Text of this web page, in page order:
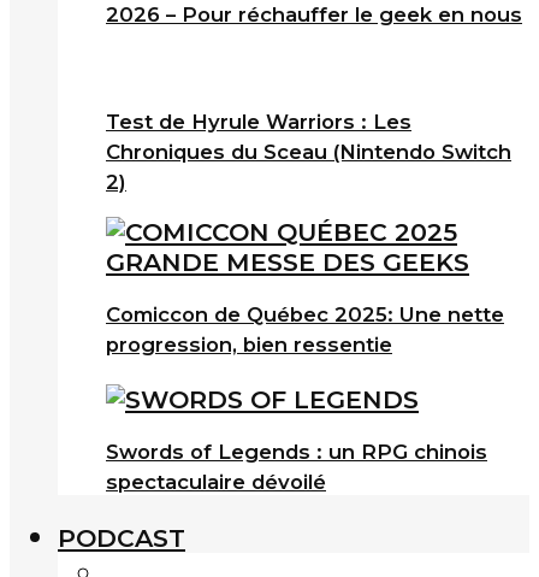
2026 – Pour réchauffer le geek en nous
Test de Hyrule Warriors : Les
Chroniques du Sceau (Nintendo Switch
2)
Comiccon de Québec 2025: Une nette
progression, bien ressentie
Swords of Legends : un RPG chinois
spectaculaire dévoilé
PODCAST